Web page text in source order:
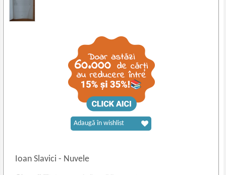
Ioan Slavici- Nuvele
Adaugă în wishlist